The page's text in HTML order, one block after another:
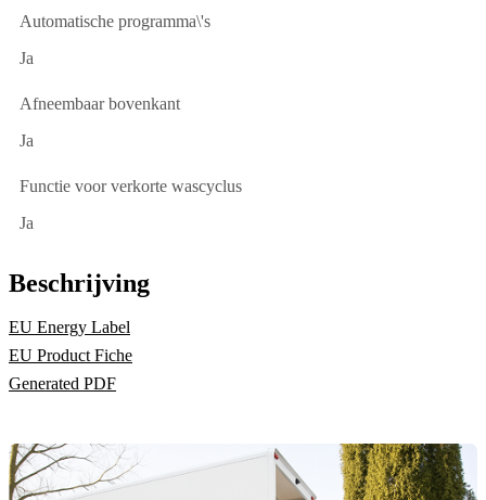
Automatische programma\'s
Ja
Afneembaar bovenkant
Ja
Functie voor verkorte wascyclus
Ja
Beschrijving
EU Energy Label
EU Product Fiche
Generated PDF